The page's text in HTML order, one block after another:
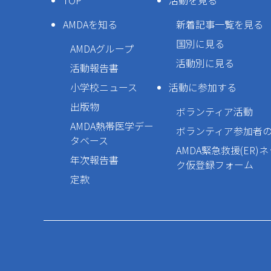
AMDAを知る
AMDAグループ
活動報告書
小学校ニュース
出版物
AMDA熱帯医学デー
タベース
年次報告書
定款
新着記事一覧を見る
国別に見る
活動別に見る
活動に参加する
ボランティア活動
ボランティア参加者
AMDA緊急救援(ER)
ク仮登録フォーム